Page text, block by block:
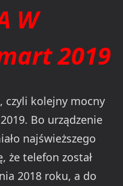
W
2019
czyli kolejny mocny
Bo urządzenie
najświeższego
że telefon został
2018 roku, a do